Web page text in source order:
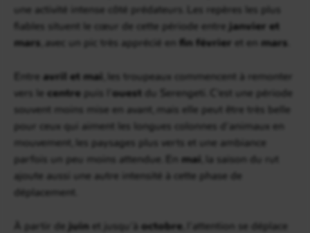
une activité intense côté prédateurs. Les repères les plus
fiables situent le cœur de cette période entre janvier et
mars , avec un pic très apprécié en fin février et en mars
Entre avril et mai , les troupeaux commencent à remonter
vers le centre ouest du Serengeti. C’est une période
souvent moins mise en avant, mais elle peut être très belle
pour ceux qui aiment les longues colonnes d’animaux en
mouvement, les paysages plus verts et une ambiance
parfois un peu moins attendue. En mai , la saison du rut
ajoute aussi une autre intensité à cette phase de
déplacement.
À partir de juin et jusqu’à octobre , l’attention se déplace